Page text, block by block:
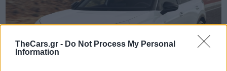
TheCars.gr - Do Not Process My Personal
Information